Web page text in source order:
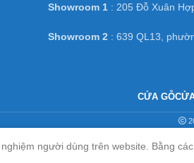
Showroom 1: 205 Đỗ Xuân
Showroom 2 : 639 QL13,
CỬA GỖ
người dùng trên website. Bằng